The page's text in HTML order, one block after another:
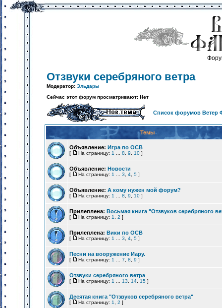
Отзвуки серебряного ветра
Модератор: Эльдары
Сейчас этот форум просматривают: Нет
Список форумов Ветер
Темы
Объявление: Игра по ОСВ
[ На страницу: 1 8 9 10 ]
Объявление: Новости
[ На страницу: 1 3 4 5 ]
Объявление: А кому нужен мой форум?
[ На страницу: 1 8 9 10 ]
Прилеплена: Восьмая книга "Отзвуков серебряного
[ На страницу: 1 2 ]
Прилеплена: Вики по ОСВ
[ На страницу: 1 3 4 5 ]
Песни на вооружение Иару.
[ На страницу: 1 7 8 9 ]
Отзвуки серебряного ветра
[ На страницу: 1 13 14 15 ]
Десятая книга "Отзвуков серебряного ветра"
[ На страницу: 1 2 ]